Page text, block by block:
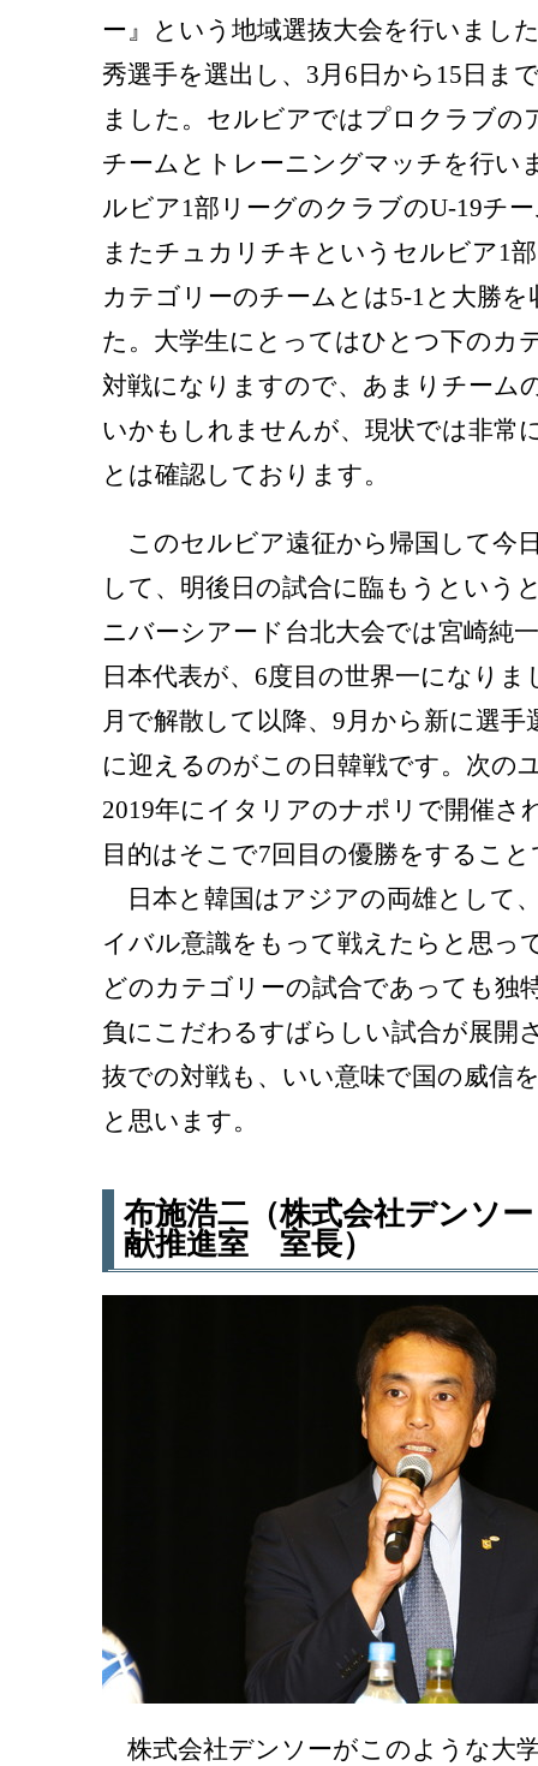
ー』という地域選抜大会を行いまし
秀選手を選出し、3月6日から15日ま
ました。セルビアではプロクラブの
チームとトレーニングマッチを行い
ルビア1部リーグのクラブのU-19チ
またチュカリチキというセルビア1
カテゴリーのチームとは5-1と大勝
た。大学生にとってはひとつ下のカ
対戦になりますので、あまりチーム
いかもしれませんが、現状では非常
とは確認しております。
このセルビア遠征から帰国して今
して、明後日の試合に臨もうという
ニバーシアード台北大会では宮崎純
日本代表が、6度目の世界一になり
月で解散して以降、9月から新に選手
に迎えるのがこの日韓戦です。次の
2019年にイタリアのナポリで開催さ
目的はそこで7回目の優勝をすること
日本と韓国はアジアの両雄として
イバル意識をもって戦えたらと思っ
どのカテゴリーの試合であっても独
負にこだわるすばらしい試合が展開
抜での対戦も、いい意味で国の威信
と思います。
布施浩二（株式会社デン
献推進室 室長）
株式会社デンソーがこのような大